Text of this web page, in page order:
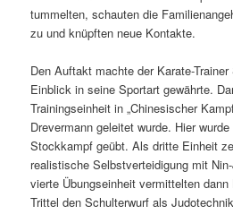
tummelten, schauten die
zu und knüpften neue Kontakte.
Den Auftakt machte der Karate-
Einblick in seine Sportart gewährte.
Trainingseinheit in „Chinesischer
Drevermann geleitet wurde. Hier
Stockkampf geübt. Als dritte Einheit
realistische Selbstverteidigung mit
vierte Übungseinheit vermittelten
Trittel den Schulterwurf als